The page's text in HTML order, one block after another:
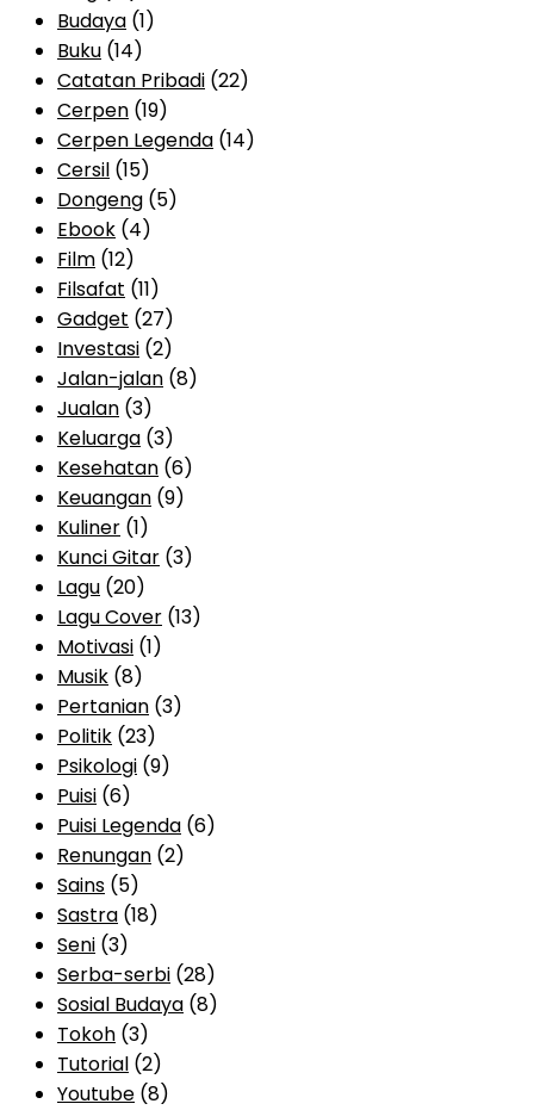
Budaya (1)
Buku (14)
Catatan Pribadi (22)
Cerpen (19)
Cerpen Legenda (14)
Cersil (15)
Dongeng (5)
Ebook (4)
Film (12)
Filsafat (11)
Gadget (27)
Investasi (2)
Jalan-jalan (8)
Jualan (3)
Keluarga (3)
Kesehatan (6)
Keuangan (9)
Kuliner (1)
Kunci Gitar (3)
Lagu (20)
Lagu Cover (13)
Motivasi (1)
Musik (8)
Pertanian (3)
Politik (23)
Psikologi (9)
Puisi (6)
Puisi Legenda (6)
Renungan (2)
Sains (5)
Sastra (18)
Seni (3)
Serba-serbi (28)
Sosial Budaya (8)
Tokoh (3)
Tutorial (2)
Youtube (8)